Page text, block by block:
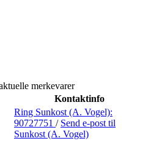
merkevarer
Kontaktinfo
Ring Sunkost (A. Vogel):
90727751 / Send e-post til
Sunkost (A. Vogel)